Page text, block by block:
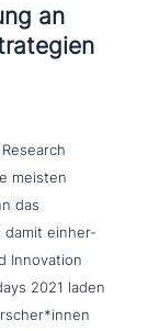
an
meisten
das
damit ein­her­
Innovation
2021 laden